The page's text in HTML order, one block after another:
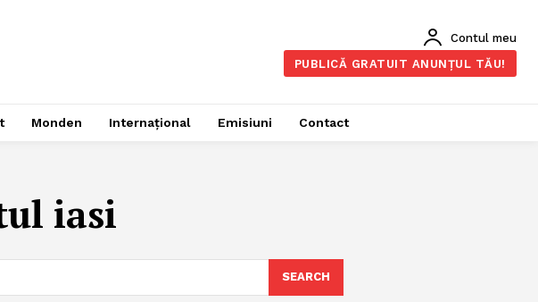
Contul meu
PUBLICĂ GRATUIT ANUNȚUL TĂU!
Monden Internațional Emisiuni Contact
iasi
SEARCH